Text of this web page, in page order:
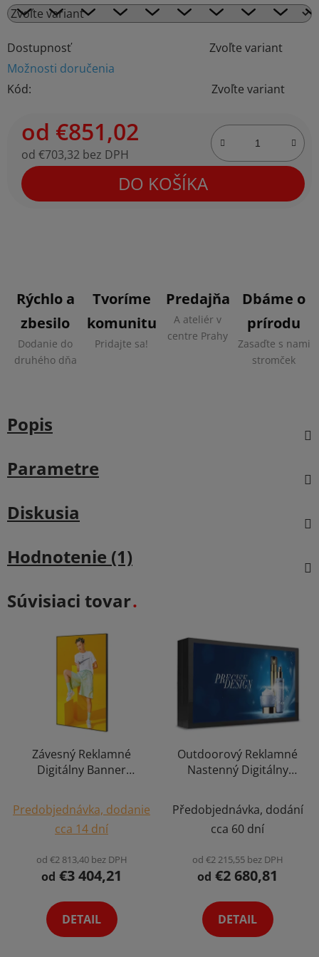
Dostupnosť
Zvoľte variant
Možnosti doručenia
Kód:
Zvoľte variant
od €851,02
od €703,32 bez DPH
Jednotková cena:
DO KOŠÍKA
Rýchlo a
zbesilo
Dodanie do
druhého dňa
Tvoríme
komunitu
Pridajte sa!
Predajňa
A ateliér v
centre Prahy
Dbáme o
prírodu
Zasaďte s nami
stromček
Popis
Parametre
Diskusia
Hodnotenie (1)
Súvisiaci tovar
Závesný Reklamné
Digitálny Banner
Obrazovky Smart
Displej Android
Digiposter Infokiosiek
Predobjednávka, dodanie
cca 14 dní
od €2 813,40 bez DPH
od €3 404,21
DETAIL
Outdoorový Reklamné
Nastenný Digitálny
Múr Wall Smart TV
Displej Android
Dotykový Digiposter
Varianta
hodnotenie
produktu
je
5,0
5
hviezdičiek.
Předobjednávka, dodání
cca 60 dní
od €2 215,55 bez DPH
od €2 680,81
DETAIL